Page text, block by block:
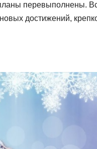
перевыполнены.
достижений,